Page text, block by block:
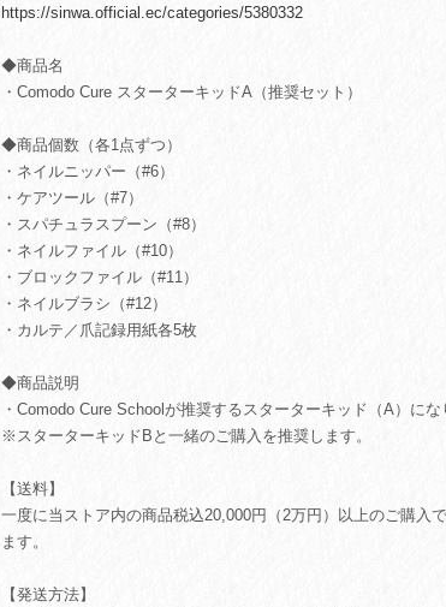
https://sinwa.official.ec/categories/5380332
◆商品名
・Comodo Cure スターターキッドA（推奨セット）
◆商品個数（各1点ずつ）
・ネイルニッパー（#6）
・ケアツール（#7）
・スパチュラスプーン（#8）
・ネイルファイル（#10）
・ブロックファイル（#11）
・ネイルブラシ（#12）
・カルテ／爪記録用紙各5枚
◆商品説明
・Comodo Cure Schoolが推奨するスターターキッド（A）にな
※スターターキッドBと一緒のご購入を推奨します。
【送料】
一度に当ストア内の商品税込20,000円（2万円）以上のご購入
ます。
【発送方法】